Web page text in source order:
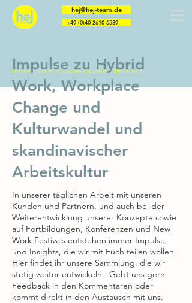
hej@hej-team.de
+49 (0)40 2610 6589
Berater | Trainer | Coaches | Speaker | Menschen
Impulse zu Hybrid
Work, Workplace
Change und
Kulturwandel und
skandinavischer
Arbeitskultur
In unserer täglichen Arbeit mit unseren
Kunden und Partnern, und auch bei der
Weiterentwicklung unserer Konzepte sowie
auf Fortbildungen, Konferenzen und New
Work Festivals entstehen immer Impulse
und Insights, die wir mit Euch teilen wollen.
Hier findet ihr unsere Sammlung, die wir
stetig weiter entwickeln. Gebt uns gern
Feedback in den Kommentaren oder
kommt direkt in den Austausch mit uns.